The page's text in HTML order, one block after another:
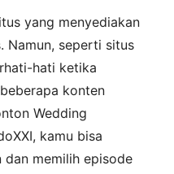
yang menyediakan
Namun, seperti situs
hati ketika
konten
Wedding
kamu bisa
memilih episode